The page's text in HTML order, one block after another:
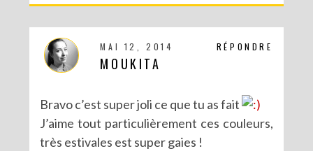
DIY : DÉGUISE TES CLÉS RÉPONDRE
MAI 12, 2014
MOUKITA
Bravo c’est super joli ce que tu as fait
J’aime tout particulièrement ces couleurs,
très estivales est super gaies !